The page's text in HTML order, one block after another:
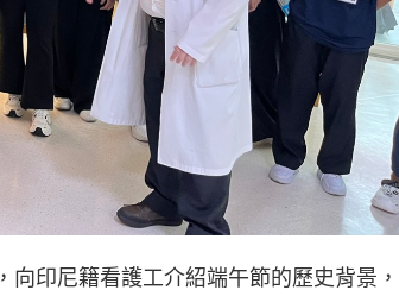
印尼籍看護工介紹端午節的歷史背景，